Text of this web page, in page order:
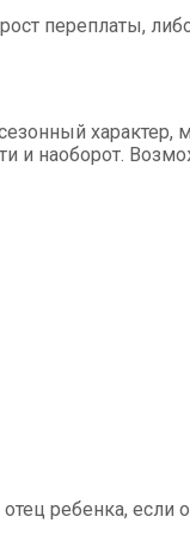
переплаты,
характер,
и наоборот.
ребенка, если